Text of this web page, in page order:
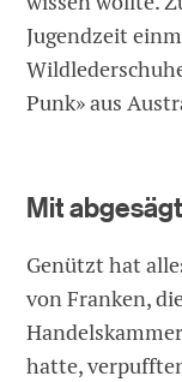
Jugendzeit
Punk» aus
Mit
Genützt hat
von Franken,
hatte,